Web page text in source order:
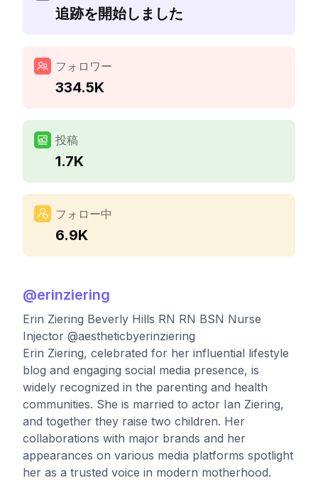
追跡を開始しました
フォロワー
334.5K
投稿
1.7K
フォロー中
6.9K
@erinziering
Erin Ziering Beverly Hills RN RN BSN Nurse
Injector @aestheticbyerinziering
Erin Ziering, celebrated for her influential lifestyle
blog and engaging social media presence, is
widely recognized in the parenting and health
communities. She is married to actor Ian Ziering,
and together they raise two children. Her
collaborations with major brands and her
appearances on various media platforms spotlight
her as a trusted voice in modern motherhood.